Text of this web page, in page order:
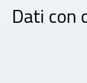
Dati con